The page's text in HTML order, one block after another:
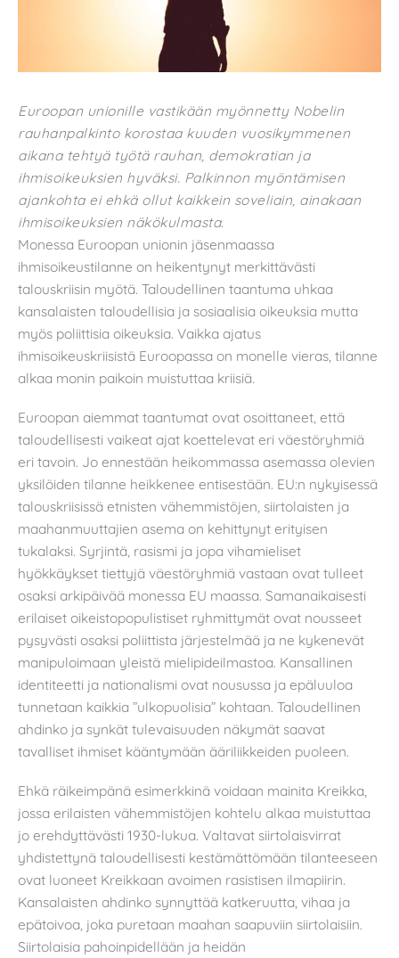
Euroopan unionille vastikään myönnetty Nobelin
rauhanpalkinto korostaa kuuden vuosikymmenen
aikana tehtyä työtä rauhan, demokratian ja
ihmisoikeuksien hyväksi. Palkinnon myöntämisen
ajankohta ei ehkä ollut kaikkein soveliain, ainakaan
ihmisoikeuksien näkökulmasta.
Monessa Euroopan unionin jäsenmaassa
ihmisoikeustilanne on heikentynyt merkittävästi
talouskriisin myötä. Taloudellinen taantuma uhkaa
kansalaisten taloudellisia ja sosiaalisia oikeuksia mutta
myös poliittisia oikeuksia. Vaikka ajatus
ihmisoikeuskriisistä Euroopassa on monelle vieras, tilanne
alkaa monin paikoin muistuttaa kriisiä.
Euroopan aiemmat taantumat ovat osoittaneet, että
taloudellisesti vaikeat ajat koettelevat eri väestöryhmiä
eri tavoin. Jo ennestään heikommassa asemassa olevien
yksilöiden tilanne heikkenee entisestään. EU:n nykyisessä
talouskriisissä etnisten vähemmistöjen, siirtolaisten ja
maahanmuuttajien asema on kehittynyt erityisen
tukalaksi. Syrjintä, rasismi ja jopa vihamieliset
hyökkäykset tiettyjä väestöryhmiä vastaan ovat tulleet
osaksi arkipäivää monessa EU maassa. Samanaikaisesti
erilaiset oikeistopopulistiset ryhmittymät ovat nousseet
pysyvästi osaksi poliittista järjestelmää ja ne kykenevät
manipuloimaan yleistä mielipideilmastoa. Kansallinen
identiteetti ja nationalismi ovat nousussa ja epäluuloa
tunnetaan kaikkia ”ulkopuolisia” kohtaan. Taloudellinen
ahdinko ja synkät tulevaisuuden näkymät saavat
tavalliset ihmiset kääntymään ääriliikkeiden puoleen.
Ehkä räikeimpänä esimerkkinä voidaan mainita Kreikka,
jossa erilaisten vähemmistöjen kohtelu alkaa muistuttaa
jo erehdyttävästi 1930-lukua. Valtavat siirtolaisvirrat
yhdistettynä taloudellisesti kestämättömään tilanteeseen
ovat luoneet Kreikkaan avoimen rasistisen ilmapiirin.
Kansalaisten ahdinko synnyttää katkeruutta, vihaa ja
epätoivoa, joka puretaan maahan saapuviin siirtolaisiin.
Siirtolaisia pahoinpidellään ja heidän